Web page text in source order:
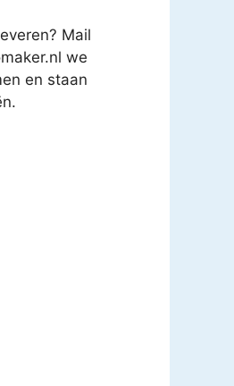
Mail
we
en staan